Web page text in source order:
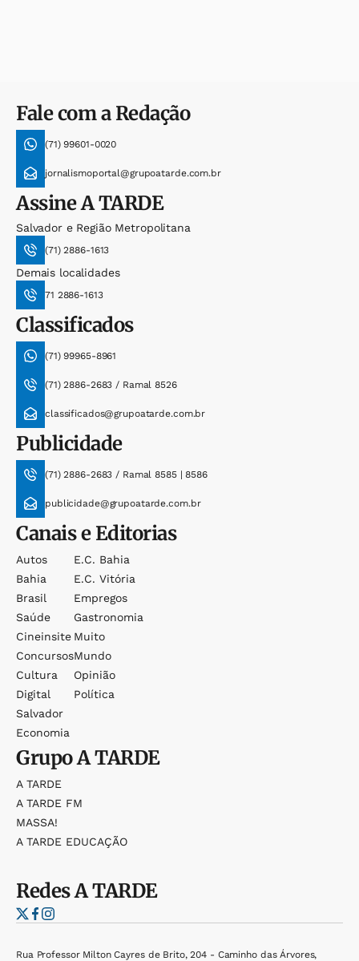
Fale com a Redação
(71) 99601-0020
jornalismoportal@grupoatarde.com.br
AssineA TARDE
Salvador e Região Metropolitana
(71) 2886-1613
Demais localidades
71 2886-1613
Classificados
(71) 99965-8961
(71) 2886-2683 / Ramal 8526
classificados@grupoatarde.com.br
Publicidade
(71) 2886-2683 / Ramal 8585 | 8586
publicidade@grupoatarde.com.br
Canais e Editorias
Autos
Bahia
Brasil
Saúde
Cineinsite
Concursos
Cultura
Digital
Salvador
Economia
E.c. Bahia
E.c. Vitória
Empregos
Gastronomia
Muito
Mundo
Opinião
Política
GrupoA TARDE
A TARDE
A TARDE FM
MASSA!
A TARDE EDUCAÇÃO
RedesA TARDE
Rua Professor Milton Cayres de Brito, 204 - Caminho das Árvores,